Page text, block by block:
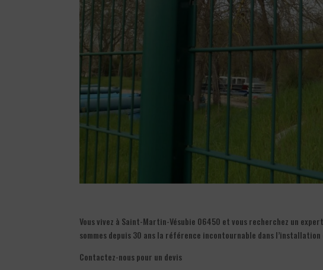
Vous vivez à Saint-Martin-Vésubie 06450 et vous recherchez un
sommes depuis 30 ans la référence incontournable dans
Contactez-nous pour un devis